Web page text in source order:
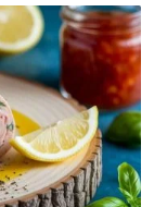
vérité